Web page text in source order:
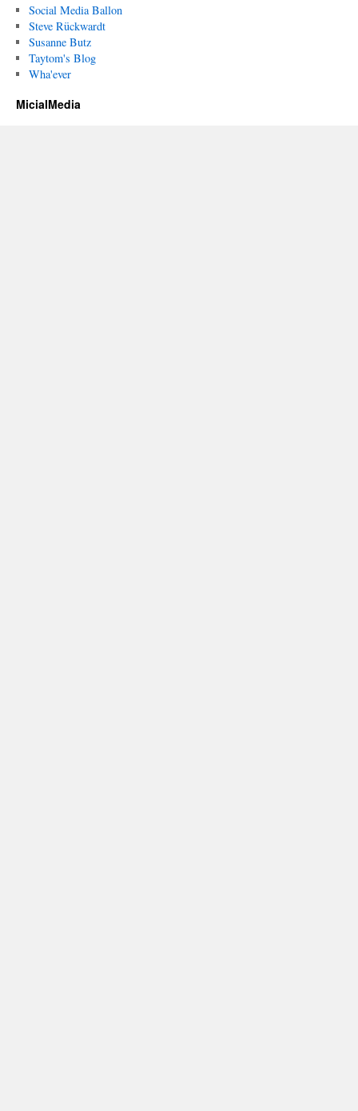
Social Media Ballon
Steve Rückwardt
Susanne Butz
Taytom's Blog
Wha'ever
MicialMedia